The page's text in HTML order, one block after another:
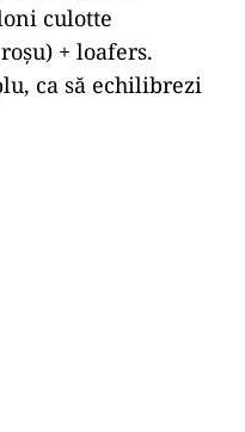
culotte
+ loafers.
ca să echilibrezi